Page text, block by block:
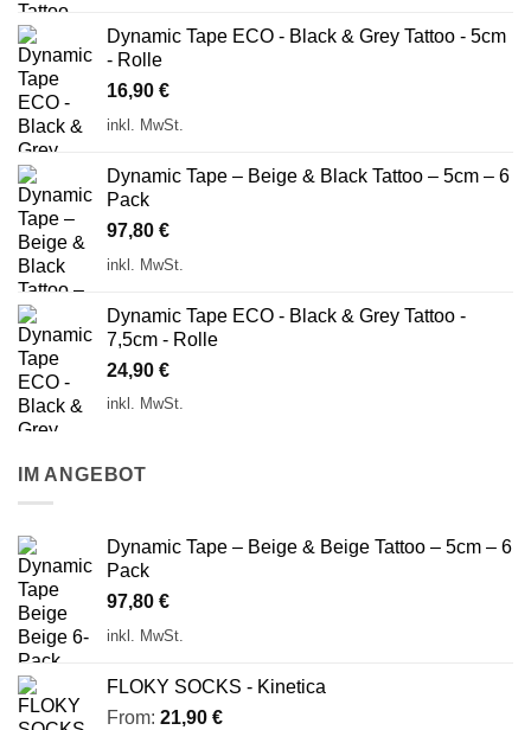
Dynamic Tape ECO - Black & Grey Tattoo - 5cm
- Rolle
16,90 €
inkl. MwSt.
Dynamic Tape – Beige & Black Tattoo – 5cm – 6
Pack
97,80 €
inkl. MwSt.
Dynamic Tape ECO - Black & Grey Tattoo -
7,5cm - Rolle
24,90 €
inkl. MwSt.
IM ANGEBOT
Dynamic Tape – Beige & Beige Tattoo – 5cm – 6
Pack
97,80 €
inkl. MwSt.
FLOKY SOCKS - Kinetica
From: 21,90 €